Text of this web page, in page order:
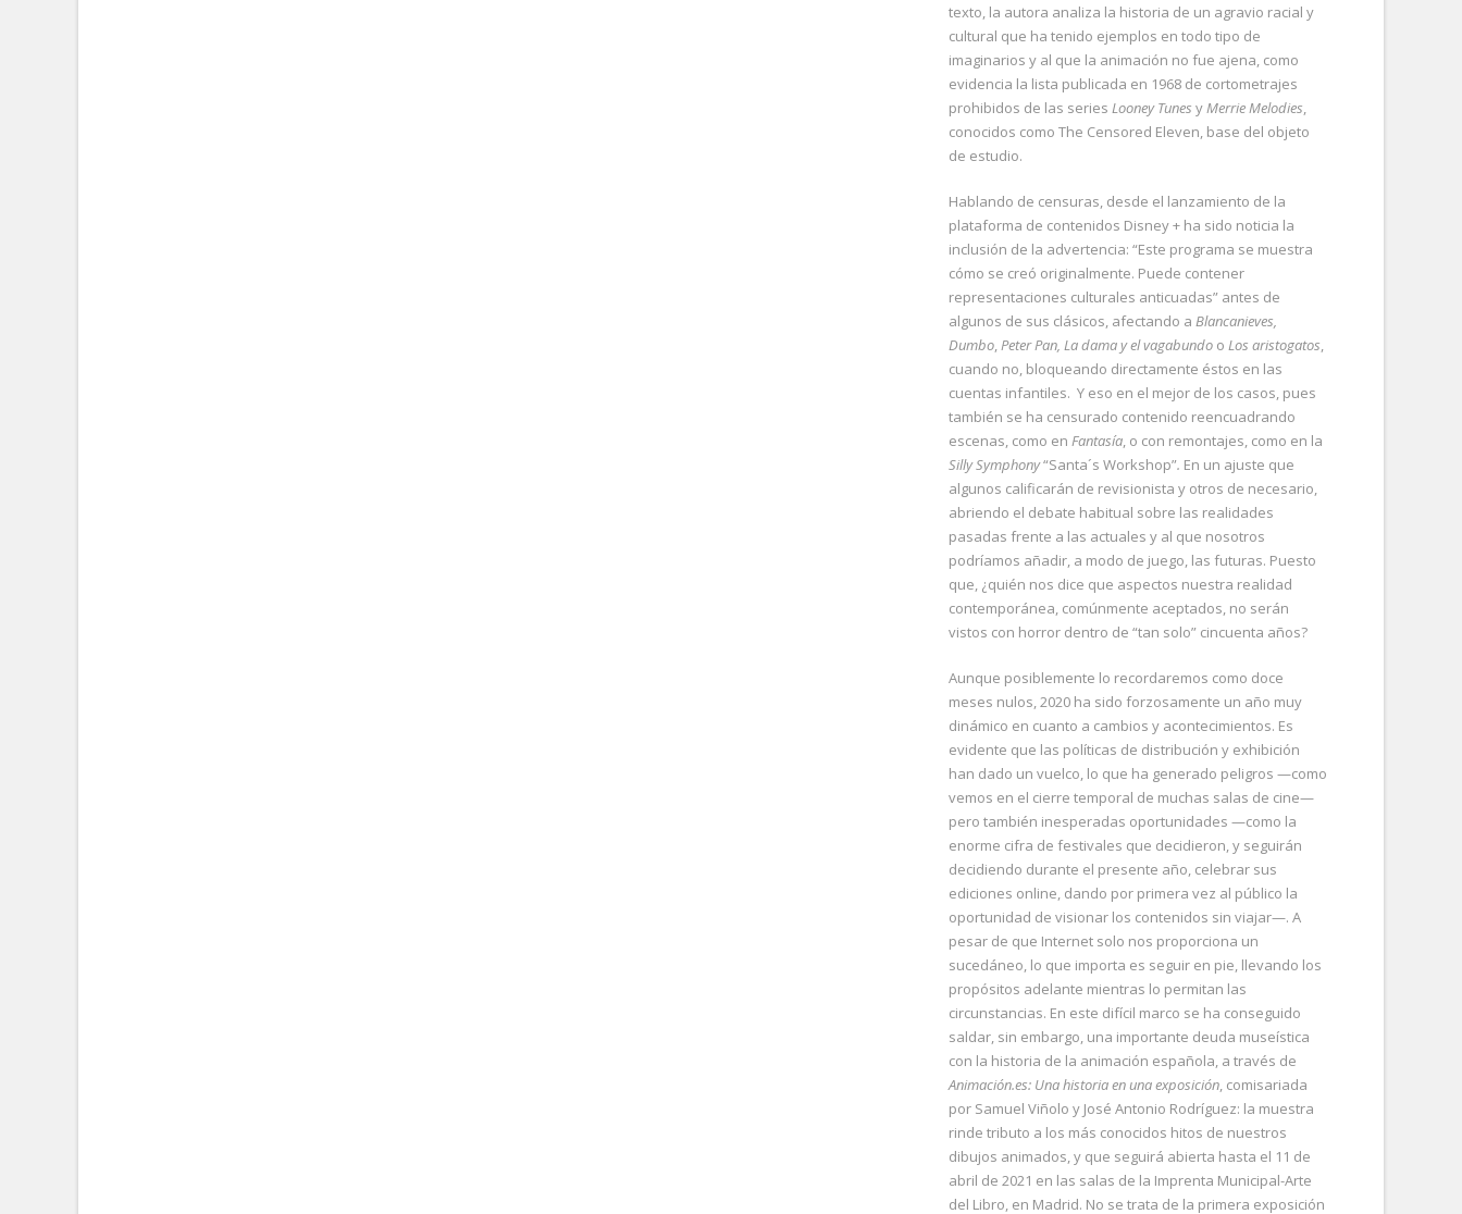
texto, la autora analiza la historia de un agravio racial y
cultural que ha tenido ejemplos en todo tipo de
imaginarios y al que la animación no fue ajena, como
evidencia la lista publicada en 1968 de cortometrajes
prohibidos de las seriesLooney Tunes yMerrie Melodies,
conocidos como The Censored Eleven, base del objeto
de estudio.
Hablando de censuras, desde el lanzamiento de la
plataforma de contenidos Disney + ha sido noticia la
inclusión de la advertencia: “Este programa se muestra
cómo se creó originalmente. Puede contener
representaciones culturales anticuadas” antes de
algunos de sus clásicos, afectando aBlancanieves,
Dumbo,Peter Pan, La dama y el vagabundo oLos aristogatos,
cuando no, bloqueando directamente éstos en las
cuentas infantiles. Y eso en el mejor de los casos, pues
también se ha censurado contenido reencuadrando
escenas, como enFantasía, o con remontajes, como en la
Silly Symphony“Santa´s Workshop”. En un ajuste que
algunos calificarán de revisionista y otros de necesario,
abriendo el debate habitual sobre las realidades
pasadas frente a las actuales y al que nosotros
podríamos añadir, a modo de juego, las futuras. Puesto
que, ¿quién nos dice que aspectos nuestra realidad
contemporánea, comúnmente aceptados, no serán
vistos con horror dentro de “tan solo” cincuenta años?
Aunque posiblemente lo recordaremos como doce
meses nulos, 2020 ha sido forzosamente un año muy
dinámico en cuanto a cambios y acontecimientos. Es
evidente que las políticas de distribución y exhibición
han dado un vuelco, lo que ha generado peligros —como
vemos en el cierre temporal de muchas salas de cine—
pero también inesperadas oportunidades —como la
enorme cifra de festivales que decidieron, y seguirán
decidiendo durante el presente año, celebrar sus
ediciones online, dando por primera vez al público la
oportunidad de visionar los contenidos sin viajar—. A
pesar de que Internet solo nos proporciona un
sucedáneo, lo que importa es seguir en pie, llevando los
propósitos adelante mientras lo permitan las
circunstancias. En este difícil marco se ha conseguido
saldar, sin embargo, una importante deuda museística
con la historia de la animación española, a través de
Animación.es: Una historia en una exposición, comisariada
por Samuel Viñolo y José Antonio Rodríguez: la muestra
rinde tributo a los más conocidos hitos de nuestros
dibujos animados, y que seguirá abierta hasta el 11 de
abril de 2021 en las salas de la Imprenta Municipal-Arte
del Libro, en Madrid. No se trata de la primera exposición